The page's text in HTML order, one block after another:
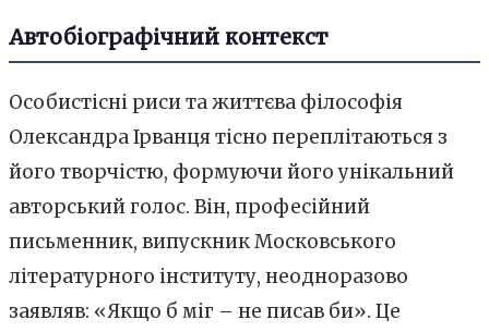
Автобіографічний контекст
Особистісні риси та життєва філософія
Олександра Ірванця тісно переплітаються з
його творчістю, формуючи його унікальний
авторський голос. Він, професійний
письменник, випускник Московського
літературного інституту, неодноразово
заявляв: «Якщо б міг – не писав би». Це